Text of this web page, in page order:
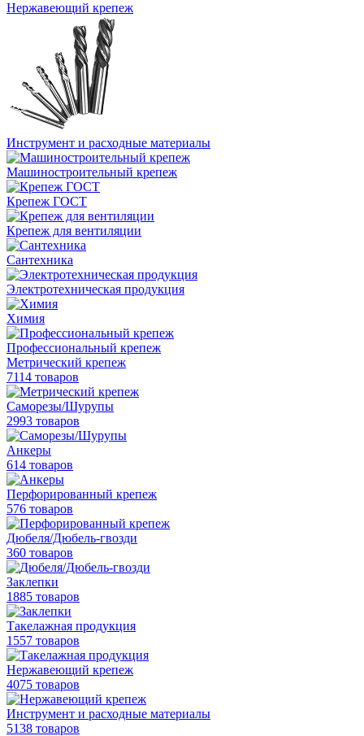
Нержавеющий крепеж
Инструмент и расходные материалы
Машиностроительный крепеж
Крепеж ГОСТ
Крепеж для вентиляции
Сантехника
Электротехническая продукция
Химия
Профессиональный крепеж
Метрический крепеж
7114 товаров
Саморезы/Шурупы
2993 товаров
Анкеры
614 товаров
Перфорированный крепеж
576 товаров
Дюбеля/Дюбель-гвозди
360 товаров
Заклепки
1885 товаров
Такелажная продукция
1557 товаров
Нержавеющий крепеж
4075 товаров
Инструмент и расходные материалы
5138 товаров